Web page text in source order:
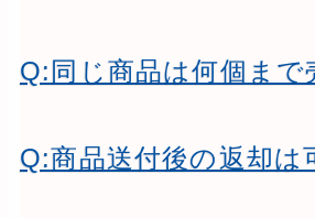
Q:同じ商品は何個ま
Q:商品送付後の返却は